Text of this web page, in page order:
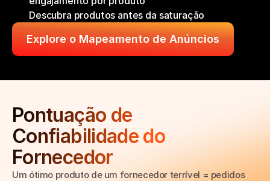
Descubra produtos antes da saturação
Explore o Mapeamento de Anúncios
Pontuação de
Confiabilidade do
Fornecedor
Um ótimo produto de um fornecedor terrível = pedidos